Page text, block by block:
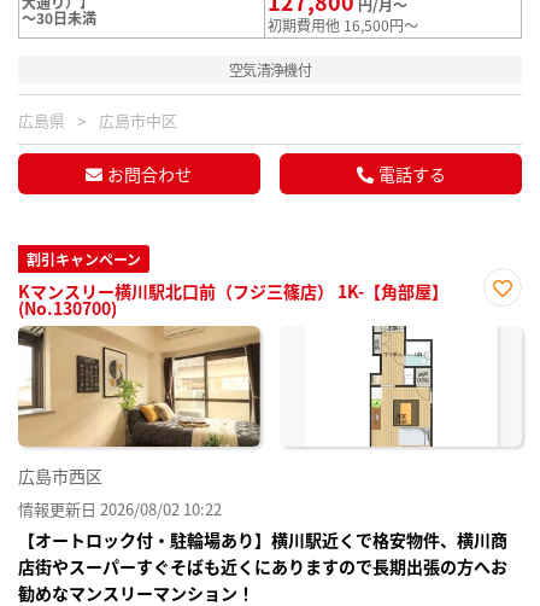
～30日未満
初期費用他 16,500円～
空気清浄機付
広島県 広島市中区
お問合わせ 電話する
割引キャンペーン
Kマンスリー横川駅北口前（フジ三篠店） 1K-【角部屋】
(No.130700)
に入
広島市西区
情報更新日 2026/08/02 10:22
【オートロック付・駐輪場あり】横川駅近くで格安物件、横川商
店街やスーパーすぐそばも近くにありますので長期出張の方へお
勧めなマンスリーマンション！